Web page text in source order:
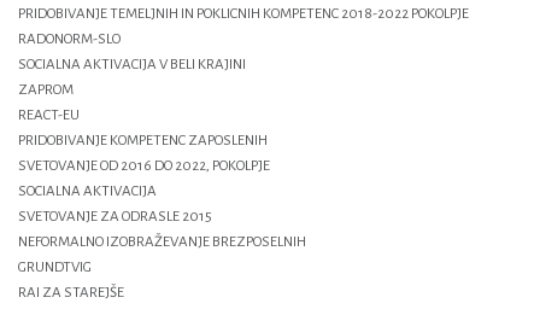
PRIDOBIVANJE TEMELJNIH IN POKLICNIH KOMPETENC 2018-2022 POKOLPJE
RADONORM-SLO
SOCIALNA AKTIVACIJA V BELI KRAJINI
ZAPROM
REACT-EU
PRIDOBIVANJE KOMPETENC ZAPOSLENIH
SVETOVANJE OD 2016 DO 2022, POKOLPJE
SOCIALNA AKTIVACIJA
SVETOVANJE ZA ODRASLE 2015
NEFORMALNO IZOBRAŽEVANJE BREZPOSELNIH
GRUNDTVIG
RAI ZA STAREJŠE